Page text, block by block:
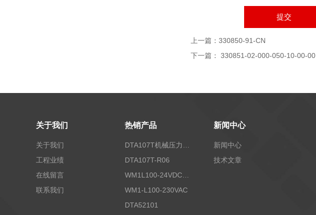
上一篇： 330850-91-CN
下一篇： 330851-02-000-050-10-00-00
关于我们
关于我们
工程业绩
在线留言
联系我们
热销产品
DTA107T-R06
WM1-L100-230VAC
DTA52101
新闻中心
新闻中心
技术文章